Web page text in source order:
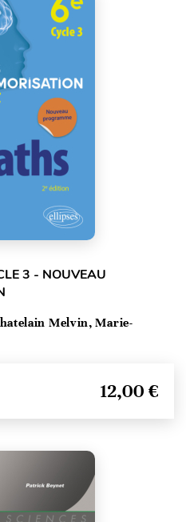
3 - NOUVEAU
Melvin, Marie-
12,00 €